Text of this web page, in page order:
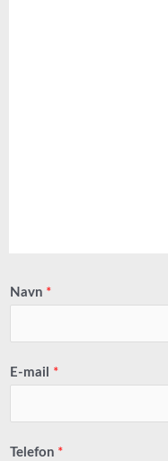
Navn *
E-mail *
Telefon *